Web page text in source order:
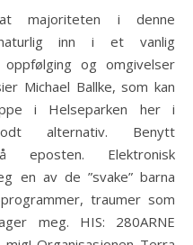
majoriteten i denne
inn i et vanlig
og omgivelser
Michael Ballke, som kan
i Helseparken her i
alternativ. Benytt
eposten. Elektronisk
en av de ”svake” barna
traumer som
meg. ​HIS: 280ARNE